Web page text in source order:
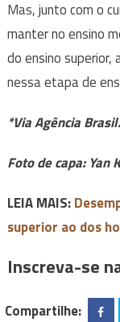
Mas, junto com o
manter no ensino
do ensino superior,
nessa etapa de
*Via Agência Brasil.
Foto de capa: Yan
LEIA MAIS:
superior ao dos
Inscreva-se
Compartilhe: